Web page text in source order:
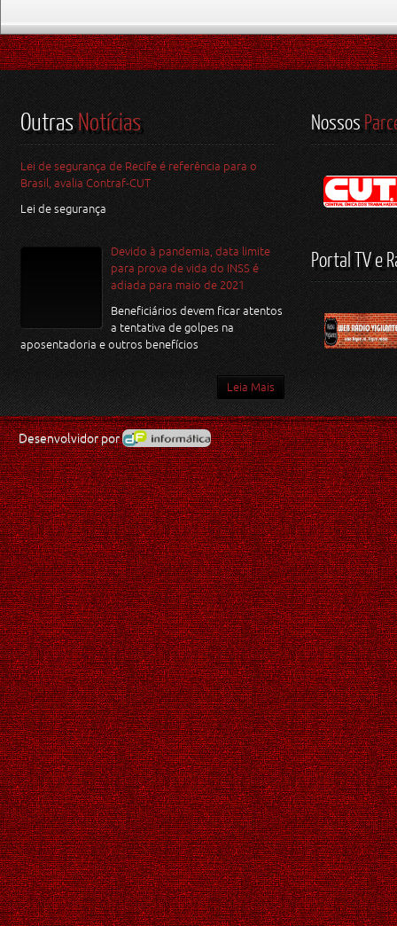
OutrasNotícias
Lei de segurança de Recife é referência para o
Brasil, avalia Contraf-CUT
Lei de segurança
Devido à pandemia, data limite
para prova de vida do INSS é
adiada para maio de 2021
Beneficiários devem ficar atentos
a tentativa de golpes na
aposentadoria e outros benefícios
Leia Mais
Nossos
Portal TV e
Desenvolvidor por